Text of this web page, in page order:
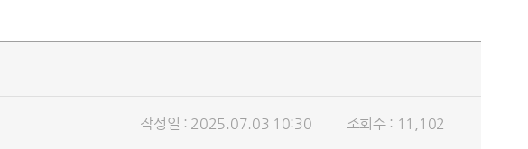
작성일 : 2025.07.03 10:30 조회수 : 11,102